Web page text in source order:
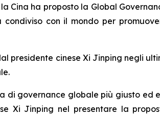
la Cina ha proposto la Global
con il mondo per
cinese Xi Jinping negli
di governance globale più giusto ed
Xi Jinping nel presentare la